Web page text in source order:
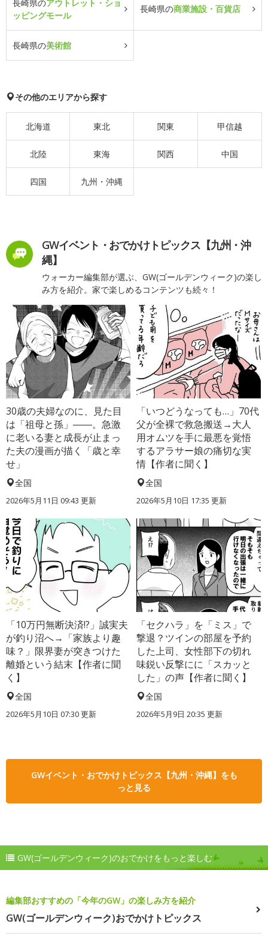
長崎県のアウトレット・ショ
ッピングモール
長崎県の商業施設・百貨店
長崎県の美術館
その他のエリアから探す
北海道 東北 関東 甲信越
北陸 東海 関西 中国
四国 九州・沖縄
GWイベント・おでかけトピックス【九州・沖
縄】
ウォーカー編集部が選ぶ、GW(ゴールデンウィーク)の楽し
み方を紹介。家で楽しめるコンテンツも続々！
30歳の夫婦なのに、見た目
は「祖母と孫」――。急激
に老いる妻と成長が止まっ
た夫の漫画が描く「歳と幸
せ」
全国
2026年5月11日 09:43 更新
「いつどうなっても…」70代
父が全裸で救急搬送→大人
用オムツを手に最悪を覚悟
するアラサー娘の痛切な実
情【作者に聞く】
全国
2026年5月10日 17:35 更新
「10万円無断決済!?」誠実夫
が釣り沼へ→「家族より趣
味？」限界妻が突きつけた
離婚という結末【作者に聞
く】
全国
2026年5月10日 07:30 更新
「セクハラ」を「ミス」で
撃退？ツインの部屋を予約
した上司、女性部下の切れ
味鋭い反撃にに「スカッと
した」の声【作者に聞く】
全国
2026年5月9日 20:35 更新
GWイベント・おでかけトピックス【九州・沖縄】をも
っと見る
GW(ゴールデンウィーク)のおでかけをもっと楽しむ
編集部おすすめの「今年のGW」の楽しみ方を紹介
GW(ゴールデンウィーク)おでかけトピックス